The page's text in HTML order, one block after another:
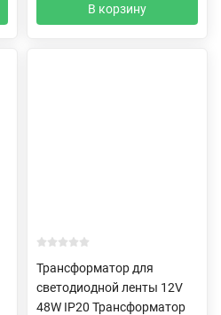
В корзину
Трансформатор для
светодиодной ленты 12V
48W IP20 Трансформатор